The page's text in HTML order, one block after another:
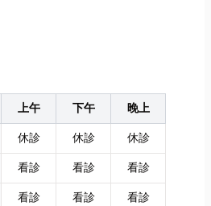
上午 下午
晚上
休診 休診
休診
看診 看診
看診
看診 看診
看診